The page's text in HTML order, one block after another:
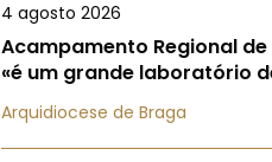
4 agosto 2026
Acampamento Regional de
«é um grande laboratório
Arquidiocese de Braga